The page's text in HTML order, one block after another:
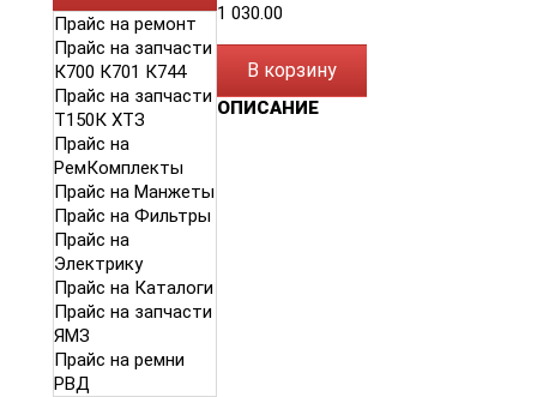
Прайс на ремонт
Прайс на запчасти
К700 К701 К744
Прайс на запчасти
Т150К ХТЗ
Прайс на
РемКомплекты
Прайс на Манжеты
Прайс на Фильтры
Прайс на
Электрику
Прайс на Каталоги
Прайс на запчасти
ЯМЗ
Прайс на ремни
РВД
1 030.00
В корзину
ОПИСАНИЕ